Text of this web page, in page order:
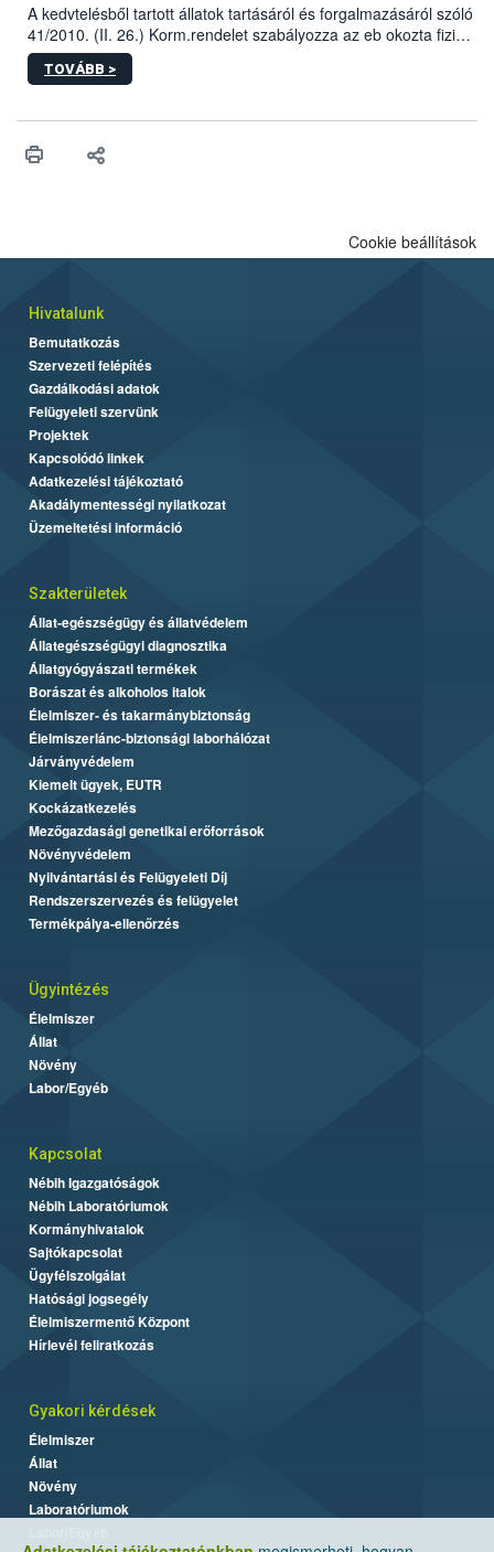
A kedvtelésből tartott állatok tartásáról és forgalmazásáról szóló
41/2010. (II. 26.) Korm.rendelet szabályozza az eb okozta fizikai
sérülés, illetve ennek veszélye keletkezésekor felmerülő
hatósági feladatokat, valamint a veszélyes eb tartását és annak
vonni az ebek viselkedésének megítélésében jártas szakértőt.
TOVÁBB >
Cookie beállítások
Hivatalunk
Bemutatkozás
Szervezeti felépítés
Gazdálkodási adatok
Felügyeleti szervünk
Projektek
Kapcsolódó linkek
Adatkezelési tájékoztató
Akadálymentességi nyilatkozat
Üzemeltetési információ
Szakterületek
Állat-egészségügy és állatvédelem
Állategészségügyi diagnosztika
Állatgyógyászati termékek
Borászat és alkoholos italok
Élelmiszer- és takarmánybiztonság
Élelmiszerlánc-biztonsági laborhálózat
Járványvédelem
Kiemelt ügyek, EUTR
Kockázatkezelés
Mezőgazdasági genetikai erőforrások
Növényvédelem
Nyilvántartási és Felügyeleti Díj
Rendszerszervezés és felügyelet
Termékpálya-ellenőrzés
Ügyintézés
Élelmiszer
Állat
Növény
Labor/Egyéb
Kapcsolat
Nébih Igazgatóságok
Nébih Laboratóriumok
Kormányhivatalok
Sajtókapcsolat
Ügyfélszolgálat
Hatósági jogsegély
Élelmiszermentő Központ
Hírlevél feliratkozás
Gyakori kérdések
Élelmiszer
Állat
Növény
Laboratóriumok